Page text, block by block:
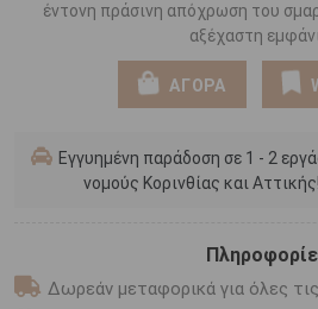
έντονη πράσινη απόχρωση του
αξέχαστη
ΑΓΟΡΑ
Εγγυημένη παράδοση σε 1 - 2
νομούς Κορινθίας και
Δωρεάν μεταφορικά για όλες